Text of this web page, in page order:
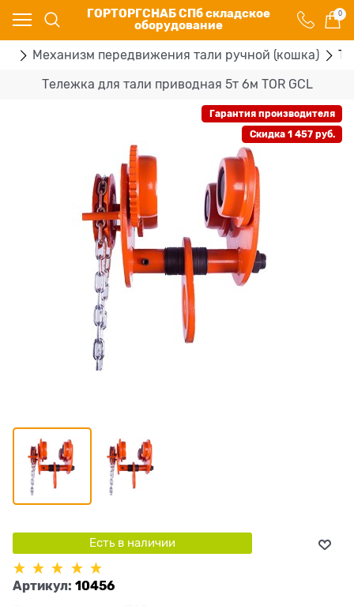
ГОРТОРГСНАБ СПб складское
оборудование
0
Механизм передвижения тали ручной (кошка)
Тележка для тали приводная 5т 6м TOR GCL
Гарантия производителя
Скидка 1 457 руб.
Есть в наличии
Артикул: 10456